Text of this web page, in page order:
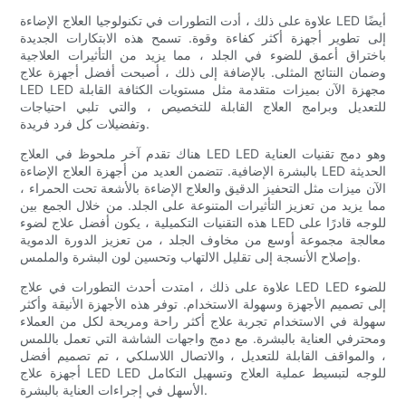
علاوة على ذلك ، أدت التطورات في تكنولوجيا العلاج الإضاءة LED أيضًا
إلى تطوير أجهزة أكثر كفاءة وقوة. تسمح هذه الابتكارات الجديدة
باختراق أعمق للضوء في الجلد ، مما يزيد من التأثيرات العلاجية
وضمان النتائج المثلى. بالإضافة إلى ذلك ، أصبحت أفضل أجهزة علاج
LED LED مجهزة الآن بميزات متقدمة مثل مستويات الكثافة القابلة
للتعديل وبرامج العلاج القابلة للتخصيص ، والتي تلبي احتياجات
وتفضيلات كل فرد فريدة.
هناك تقدم آخر ملحوظ في العلاج LED LED وهو دمج تقنيات العناية
بالبشرة الإضافية. تتضمن العديد من أجهزة العلاج الإضاءة LED الحديثة
الآن ميزات مثل التحفيز الدقيق والعلاج الإضاءة بالأشعة تحت الحمراء ،
مما يزيد من تعزيز التأثيرات المتنوعة على الجلد. من خلال الجمع بين
هذه التقنيات التكميلية ، يكون أفضل علاج لضوء LED للوجه قادرًا على
معالجة مجموعة أوسع من مخاوف الجلد ، من تعزيز الدورة الدموية
وإصلاح الأنسجة إلى تقليل الالتهاب وتحسين لون البشرة والملمس.
علاوة على ذلك ، امتدت أحدث التطورات في علاج LED LED للضوء
إلى تصميم الأجهزة وسهولة الاستخدام. توفر هذه الأجهزة الأنيقة وأكثر
سهولة في الاستخدام تجربة علاج أكثر راحة ومريحة لكل من العملاء
ومحترفي العناية بالبشرة. مع دمج واجهات الشاشة التي تعمل باللمس
، والمواقف القابلة للتعديل ، والاتصال اللاسلكي ، تم تصميم أفضل
أجهزة علاج LED LED للوجه لتبسيط عملية العلاج وتسهيل التكامل
الأسهل في إجراءات العناية بالبشرة.